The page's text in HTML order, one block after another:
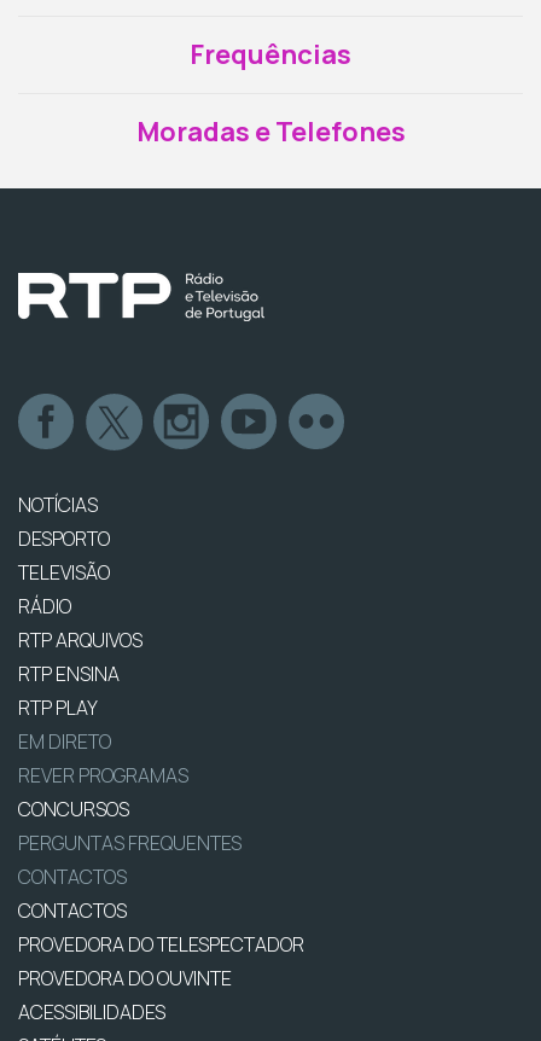
Frequências
Moradas e Telefones
NOTÍCIAS
DESPORTO
TELEVISÃO
RÁDIO
RTP ARQUIVOS
RTP ENSINA
RTP PLAY
EM DIRETO
REVER PROGRAMAS
CONCURSOS
PERGUNTAS FREQUENTES
CONTACTOS
CONTACTOS
PROVEDORA DO TELESPECTADOR
PROVEDORA DO OUVINTE
ACESSIBILIDADES